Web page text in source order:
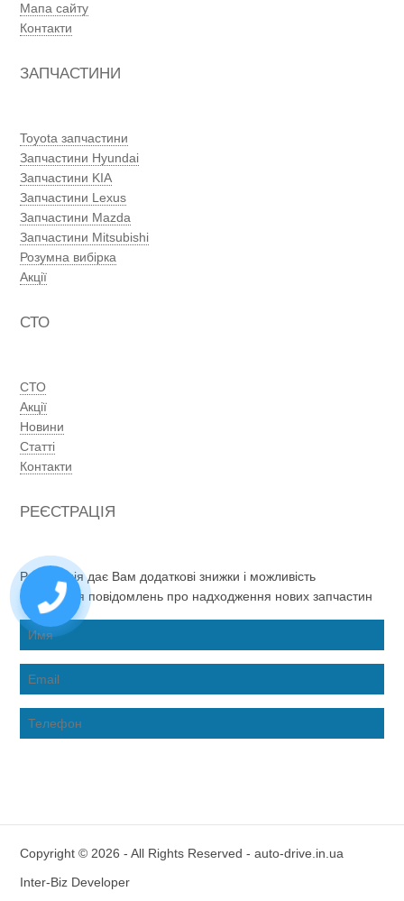
Мапа сайту
Контакти
ЗАПЧАСТИНИ
Toyota запчастини
Запчастини Hyundai
Запчастини KIA
Запчастини Lexus
Запчастини Mazda
Запчастини Mitsubishi
Розумна вибірка
Акції
СТО
СТО
Акції
Новини
Статті
Контакти
РЕЄСТРАЦІЯ
Реєстрація дає Вам додаткові знижки і можливість
отримання повідомлень про надходження нових запчастин
Copyright © 2026 - All Rights Reserved - auto-drive.in.ua
Inter-Biz Developer